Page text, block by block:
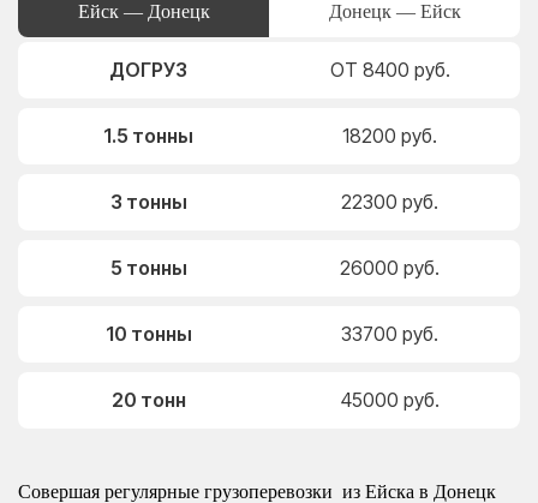
Ейск — Донецк Донецк — Ейск
ДОГРУЗ ОТ 8400 руб.
1.5 тонны 18200 руб.
3 тонны 22300 руб.
5 тонны 26000 руб.
10 тонны 33700 руб.
20 тонн 45000 руб.
Совершая регулярные грузоперевозки из Ейска в Донецк